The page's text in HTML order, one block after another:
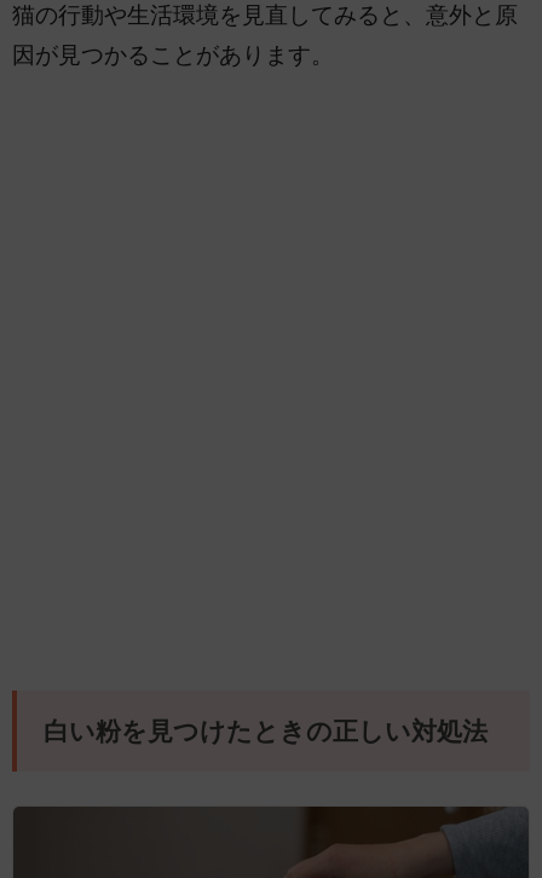
猫の行動や生活環境を見直してみると、意外と原
因が見つかることがあります。
白い粉を見つけたときの正しい対処法